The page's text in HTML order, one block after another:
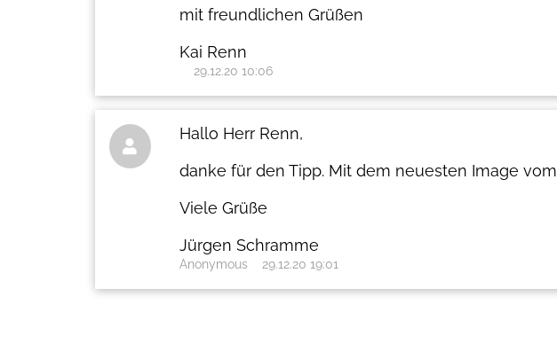
mit freundlichen Grüßen
Kai Renn
29.12.20 10:06

Hallo Herr Renn,
danke für den Tipp. Mit dem neuesten Image
Viele Grüße
Jürgen Schramme
Anonymous 29.12.20 19:01